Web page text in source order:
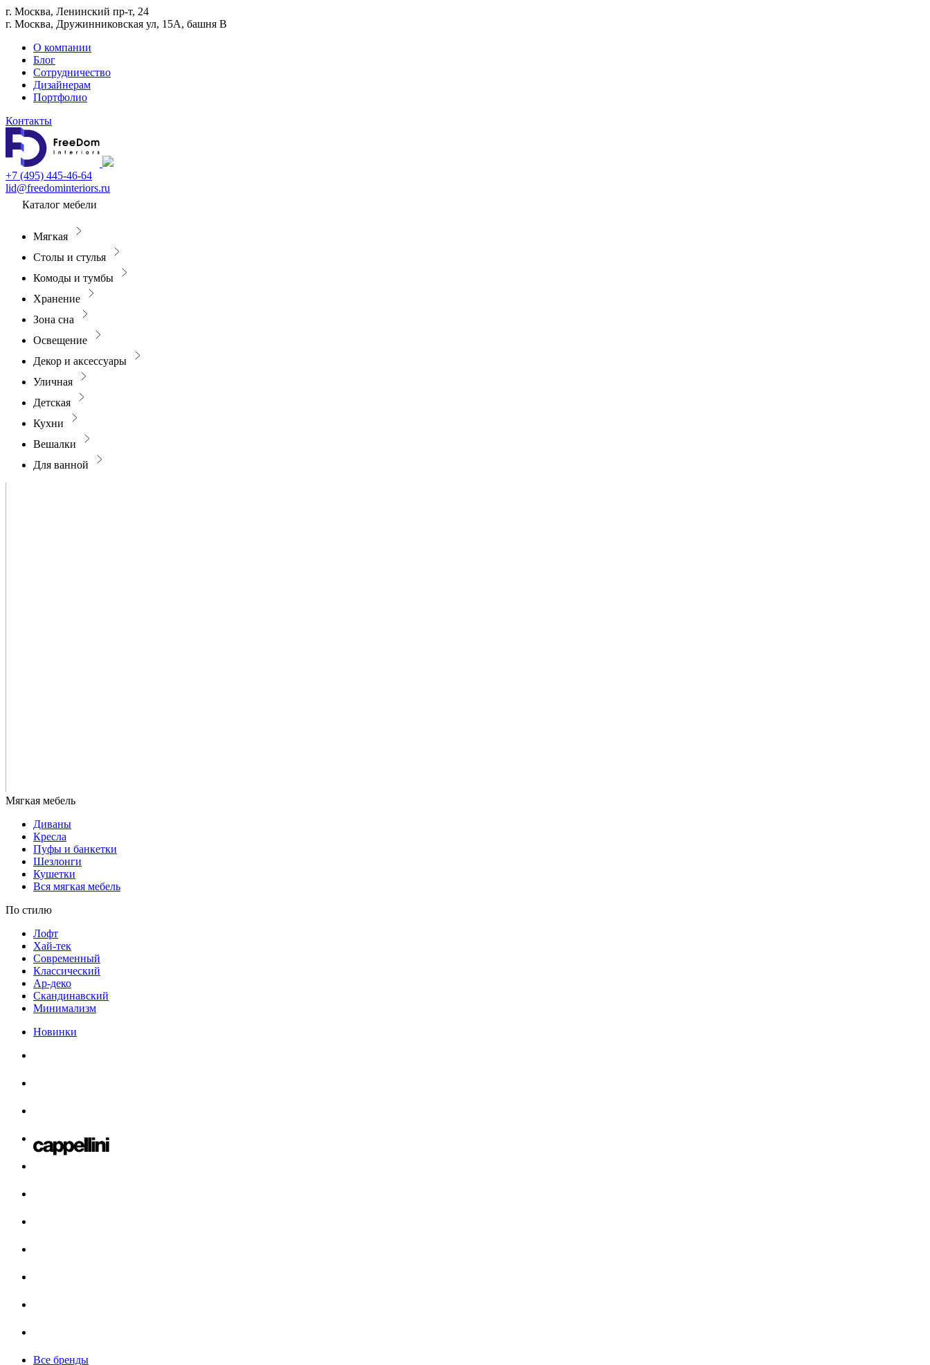
г. Москва, Ленинский пр-т, 24
г. Москва, Дружинниковская ул, 15А, башня В
О компании
Блог
Сотрудничество
Дизайнерам
Портфолио
Контакты
+7 (495) 445-46-64
lid@freedominteriors.ru
Каталог мебели
Мягкая
Столы и стулья
Комоды и тумбы
Хранение
Зона сна
Освещение
Декор и аксессуары
Уличная
Детская
Кухни
Вешалки
Для ванной
Диваны
Кресла
Пуфы и банкетки
Шезлонги
Кушетки